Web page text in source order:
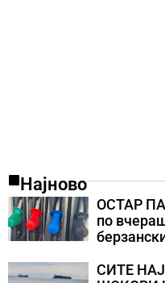
Најново
ОСТАР
по
СИТЕ